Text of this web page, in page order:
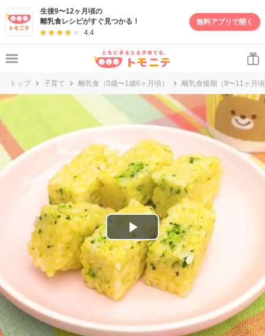
生後9〜12ヶ月頃の
離乳食レシピがすぐ見つかる！
4.4
無料アプリで開く
トップ 子育て 離乳食（0歳〜1歳6ヶ月頃） 離乳食後期（9〜11ヶ月
P
l
a
y
妊娠・出産・子育て情報サイト | トモニテ